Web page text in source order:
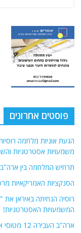
פוסטים אחרונים
הגעת אוניות מלחמה
משמעויות אסטרטגיות
תרחיש המלחמה בין
הסנקציות האמריקאיות
רוסיה הנחיתה באיראן
המשמעויות האסטרטגיות!
ארה"ב העבירה 12 מטוסי אף-22 לאזור שמול איראן. פרטים ומשמעויות!